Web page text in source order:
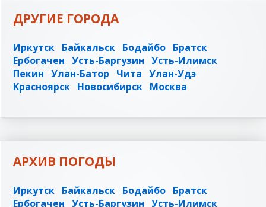
ДРУГИЕ ГОРОДА
Иркутск Байкальск Бодайбо Братск
Ербогачен Усть-Баргузин Усть-Илимск
Пекин Улан-Батор Чита Улан-Удэ
Красноярск Новосибирск Москва
АРХИВ ПОГОДЫ
Иркутск Байкальск Бодайбо Братск
Ербогачен Усть-Баргузин Усть-Илимск